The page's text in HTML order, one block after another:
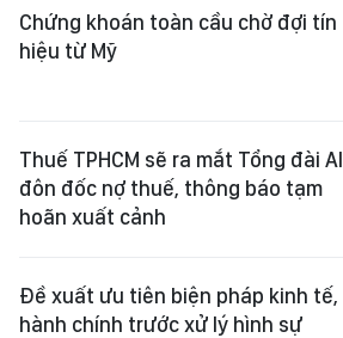
Chứng khoán toàn cầu chờ đợi tín
hiệu từ Mỹ
Thuế TPHCM sẽ ra mắt Tổng đài AI
đôn đốc nợ thuế, thông báo tạm
hoãn xuất cảnh
Đề xuất ưu tiên biện pháp kinh tế,
hành chính trước xử lý hình sự